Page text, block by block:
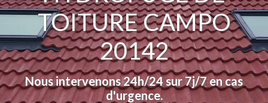
TOITURE CAMPO
20142
Nous intervenons 24h/24 sur 7j/7 en cas
d'urgence.